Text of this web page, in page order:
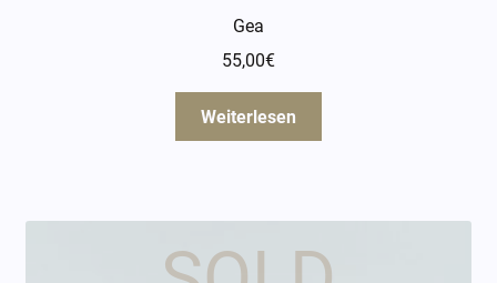
Gea
55,00€
Weiterlesen